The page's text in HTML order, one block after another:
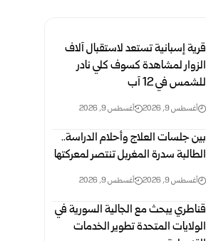
قرية إسبانية تستعد لاستقبال آلاف
الزوار لمشاهدة كسوف كلي نادر
للشمس في 12 آب
أغسطس 9, 2026 أغسطس 9, 2026
بين جلسات العلاج وأحلام الدراسة..
الطالبة سدرة المغربل تنتصر لمعركتها
أغسطس 9, 2026 أغسطس 9, 2026
قناطري يبحث مع الجالية السورية في
الولايات المتحدة تطوير الخدمات